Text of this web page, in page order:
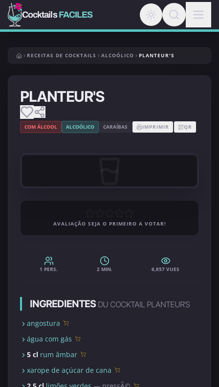
CocktailsFACILES
RECEITAS DE COCKTAILS ALCOÓLICO PLANTEUR'S
PLANTEUR'S
COM ÁLCOOL ALCOÓLICO CARAÍBAS IMPRIMIR QR
AVALIAÇÃO SEJA O PRIMEIRO A VOTAR!
1 PERS. 2 MIN. 6,857 VUES
INGREDIENTES DU COCKTAIL PLANTEUR'S
angostura
água com gás
5 cl rum âmbar
xarope de açúcar de cana